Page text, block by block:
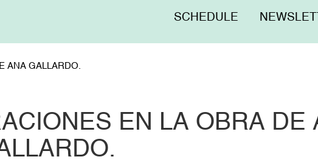
Menú
SCHEDULE
ANA GALLARDO.
EN LA OBRA DE